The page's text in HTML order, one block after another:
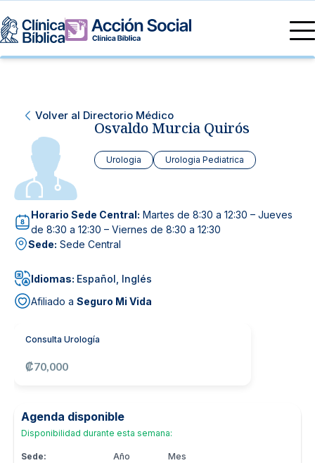
Nuestras especialidades
Centros de Excelencia
Servicios
Servicios Generales
Servicios 24/7
Servicios Especializados
Información
Información para el Paciente
Sobre nosotros
Sedes
Noticias y blog
Volver al Directorio Médico
Osvaldo Murcia Quirós
Urologia Urologia Pediatrica
Horario Sede Central: Martes de 8:30 a 12:30 – Jueves
de 8:30 a 12:30 – Viernes de 8:30 a 12:30
Sede: Sede Central
Idiomas: Español, Inglés
Afiliado a Seguro Mi Vida
Consulta Urología
₡70,000
Agenda disponible
Disponibilidad durante esta semana:
Sede: Año Mes